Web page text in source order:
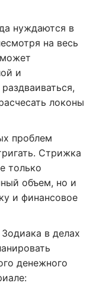
нуждаются в
на весь
и
локоны
проблем
Стрижка
только
объем, но и
и финансовое
в делах
денежного